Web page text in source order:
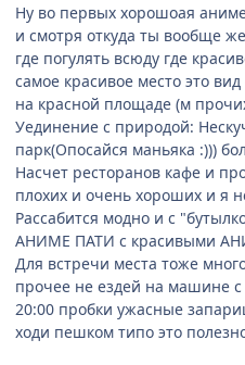
Ну во первых хорошоая
и смотря откуда ты вообще
где погулять всюду где
самое красивое место это
на красной площаде (м
Уединение с природой:
парк(Опосайся маньяка :)))
Насчет ресторанов кафе и
плохих и очень хороших и я
Рассабится модно и с
АНИМЕ ПАТИ с красивыми
Для встречи места тоже
прочее не ездей на машине с
20:00 пробки ужасные
ходи пешком типо это